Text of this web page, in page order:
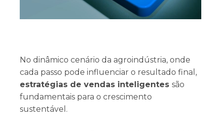
No dinâmico cenário da agroindústria, onde
cada passo pode influenciar o resultado final,
estratégias de vendas inteligentes são
fundamentais para o crescimento
sustentável.